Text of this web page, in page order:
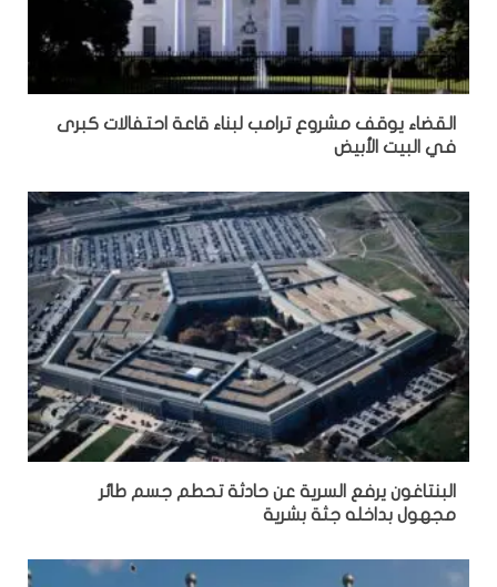
القضاء يوقف مشروع ترامب لبناء قاعة احتفالات كبرى
في البيت الأبيض
البنتاغون يرفع السرية عن حادثة تحطم جسم طائر
مجهول بداخله جثة بشرية